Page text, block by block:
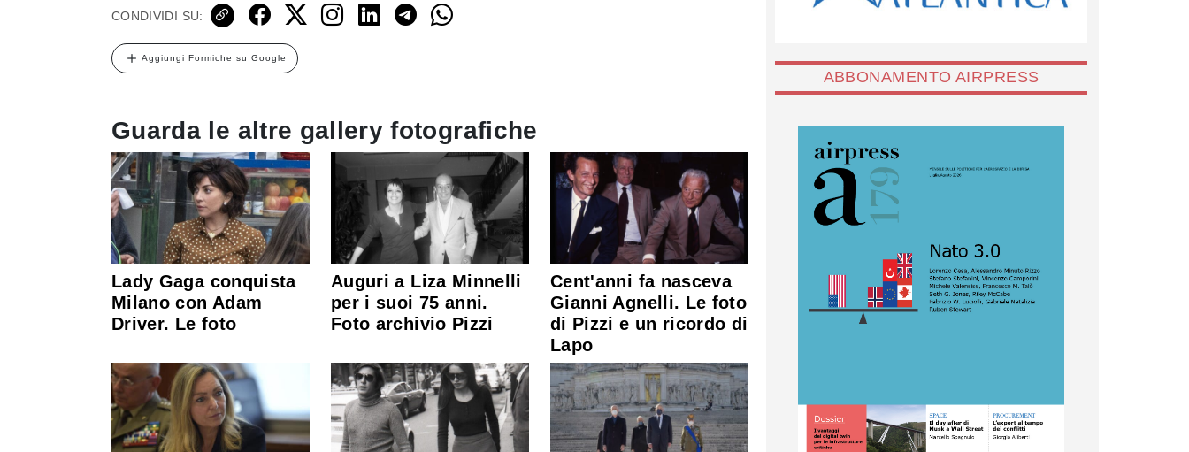
CONDIVIDI SU:
Aggiungi Formiche su Google
Guarda le altre gallery fotografiche
Lady Gaga conquista
Milano con Adam
Driver. Le foto
Auguri a Liza Minnelli
per i suoi 75 anni.
Foto archivio Pizzi
Cent'anni fa nasceva
Gianni Agnelli. Le foto
di Pizzi e un ricordo di
Lapo
ABBONAMENTO AIRPRESS